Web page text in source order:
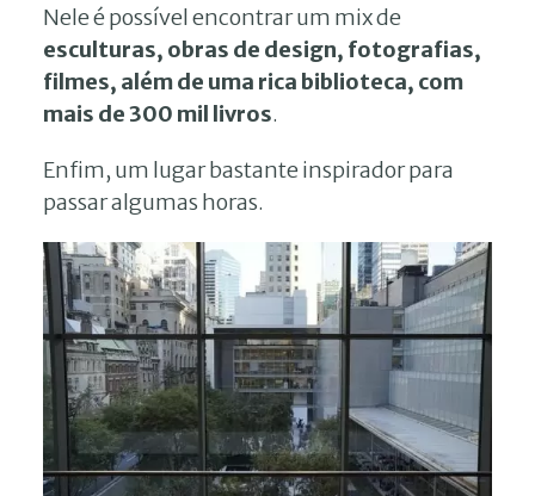
Nele é possível encontrar um mix de
esculturas, obras de design, fotografias,
filmes, além de uma rica biblioteca, com
mais de 300 mil livros.
Enfim, um lugar bastante inspirador para
passar algumas horas.